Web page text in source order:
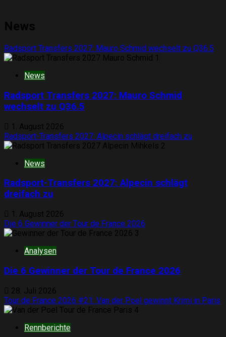
News
Radsport Transfers 2027: Mauro Schmid wechselt zu Q36.5
1
News
Radsport Transfers 2027: Mauro Schmid
wechselt zu Q36.5
1. August 2026
Radsport-Transfers 2027: Alpecin schlägt dreifach zu
2
News
Radsport-Transfers 2027: Alpecin schlägt
dreifach zu
1. August 2026
Die 6 Gewinner der Tour de France 2026
3
Analysen
Die 6 Gewinner der Tour de France 2026
28. Juli 2026
Tour de France 2026 #21: Van der Poel gewinnt Krimi in Paris
4
Rennberichte